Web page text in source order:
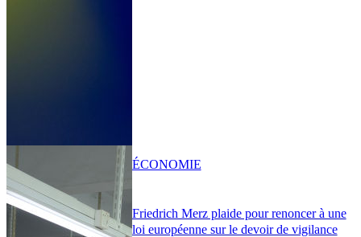
Friedrich Merz plaide pour renoncer à une
loi européenne sur le devoir de vigilance
ÉCONOMIE